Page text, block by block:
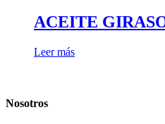
ACEITE
Leer más
Nosotros